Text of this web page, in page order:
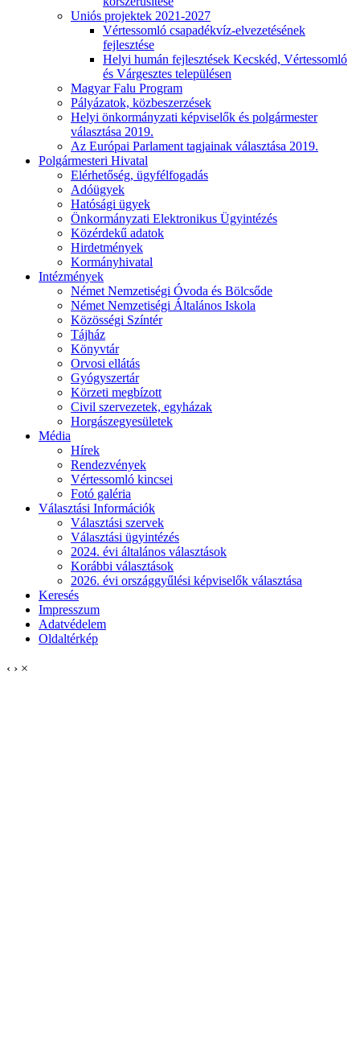
Uniós projektek 2021-2027
Vértessomló csapadékvíz-elvezetésének
fejlesztése
Helyi humán fejlesztések Kecskéd, Vértessomló
és Várgesztes településen
Magyar Falu Program
Pályázatok, közbeszerzések
Helyi önkormányzati képviselők és polgármester
választása 2019.
Az Európai Parlament tagjainak választása 2019.
Polgármesteri Hivatal
Elérhetőség, ügyfélfogadás
Adóügyek
Hatósági ügyek
Önkormányzati Elektronikus Ügyintézés
Közérdekű adatok
Hirdetmények
Kormányhivatal
Intézmények
Német Nemzetiségi Óvoda és Bölcsőde
Német Nemzetiségi Általános Iskola
Közösségi Színtér
Tájház
Könyvtár
Orvosi ellátás
Gyógyszertár
Körzeti megbízott
Civil szervezetek, egyházak
Horgászegyesületek
Média
Hírek
Rendezvények
Vértessomló kincsei
Fotó galéria
Választási Információk
Választási szervek
Választási ügyintézés
2024. évi általános választások
Korábbi választások
2026. évi országgyűlési képviselők választása
Keresés
Impresszum
Adatvédelem
Oldaltérkép
‹ › ×